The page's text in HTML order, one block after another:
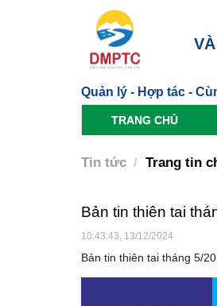
Quản lý - Hợp tác -
TRANG CHỦ
Tin tức Trang tin
Bản tin thiên tai
10:43:43, 13/12/2024
Bản tin thiên tai tháng 5/